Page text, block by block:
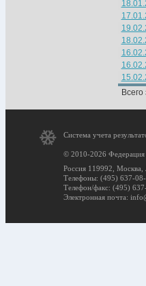
Система учета
© 2010-2026
Россия 119992, Москва,
Телефоны: (495) 637-
Телефон/факс: (495)
Электронная почта: